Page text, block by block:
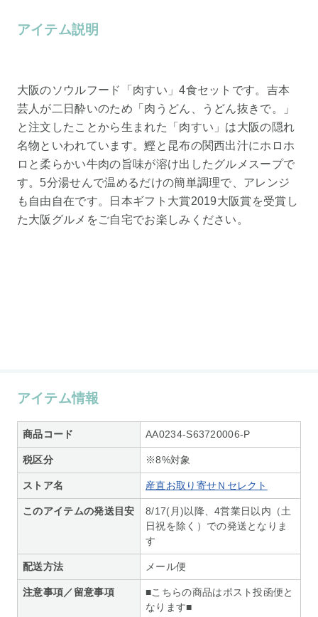
アイテム説明
大阪のソウルフード「肉すい」4食セットです。吉本
芸人が二日酔いのため「肉うどん、うどん抜きで。」
と注文したことから生まれた「肉すい」は大阪の隠れ
名物といわれています。鰹と昆布の関西出汁にホロホ
ロと柔らかい牛肉の旨味が溶け出したグルメスープで
す。5分湯せんで温めるだけの簡単調理で、アレンジ
も自由自在です。日本ギフト大賞2019大阪賞を受賞し
た大阪グルメをご自宅でお楽しみください。
アイテム情報
商品コード AA0234-S63720006-P
税区分 ※8%対象
ストア名 産直お取り寄せＮセレクト
このアイテムの発送目安
8/17(月)以降、4営業日以内（土
日祝を除く）での発送となりま
す
配送方法 メール便
注意事項／留意事項
■こちらの商品はポスト投函便と
なります■